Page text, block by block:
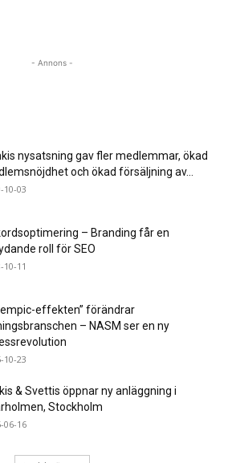
- Annons -
nysatsning gav fler medlemmar, ökad
och ökad försäljning av...
10-03
– Branding får en
roll för SEO
10-11
effekten” förändrar
– NASM ser en ny
10-23
& Svettis öppnar ny anläggning i
Stockholm
06-16